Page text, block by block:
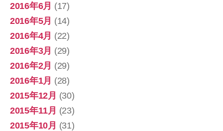
2016年6月 (17)
2016年5月 (14)
2016年4月 (22)
2016年3月 (29)
2016年2月 (29)
2016年1月 (28)
2015年12月 (30)
2015年11月 (23)
2015年10月 (31)